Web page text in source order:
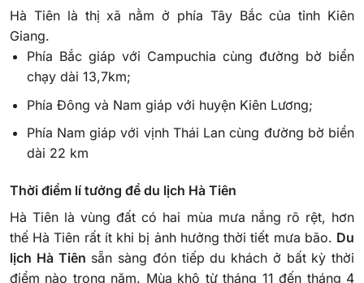
Hà Tiên là thị xã nằm ở phía Tây Bắc của tỉnh Kiên
Giang.
Phía Bắc giáp với Campuchia cùng đường bờ biển
chạy dài 13,7km;
Phía Đông và Nam giáp với huyện Kiên Lương;
Phía Nam giáp với vịnh Thái Lan cùng đường bờ biển
dài 22 km
Thời điểm lí tưởng để du lịch Hà Tiên
Hà Tiên là vùng đất có hai mùa mưa nắng rõ rệt, hơn
thế Hà Tiên rất ít khi bị ảnh hưởng thời tiết mưa bão. Du
lịch Hà Tiên sẵn sàng đón tiếp du khách ở bất kỳ thời
điểm nào trong năm. Mùa khô từ tháng 11 đến tháng 4